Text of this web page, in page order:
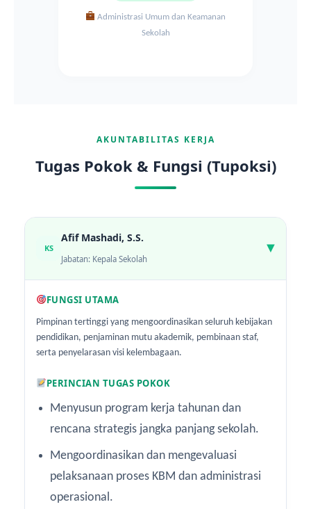
Administrasi Umum dan Keamanan
Sekolah
AKUNTABILITAS KERJA
Tugas Pokok & Fungsi (Tupoksi)
KS
Afif Mashadi, S.S.
Jabatan: Kepala Sekolah
▶
FUNGSI UTAMA
Pimpinan tertinggi yang mengoordinasikan seluruh kebijakan
pendidikan, penjaminan mutu akademik, pembinaan staf,
serta penyelarasan visi kelembagaan.
PERINCIAN TUGAS POKOK
Menyusun program kerja tahunan dan
rencana strategis jangka panjang sekolah.
Mengoordinasikan dan mengevaluasi
pelaksanaan proses KBM dan administrasi
operasional.